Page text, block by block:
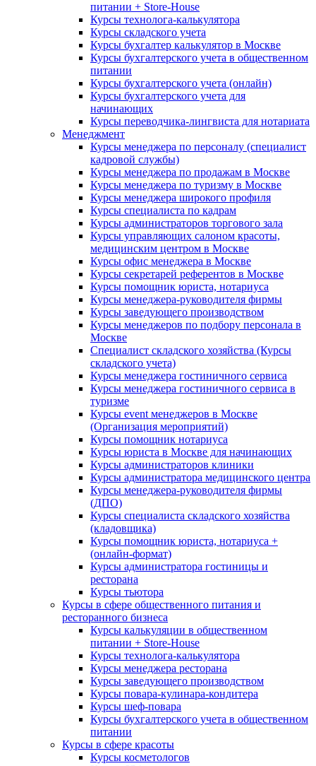
питании + Store-House
Курсы технолога-калькулятора
Курсы складского учета
Курсы бухгалтер калькулятор в Москве
Курсы бухгалтерского учета в общественном
питании
Курсы бухгалтерского учета (онлайн)
Курсы бухгалтерского учета для
начинающих
Курсы переводчика-лингвиста для нотариата
Менеджмент
Курсы менеджера по персоналу (специалист
кадровой службы)
Курсы менеджера по продажам в Москве
Курсы менеджера по туризму в Москве
Курсы менеджера широкого профиля
Курсы специалиста по кадрам
Курсы администраторов торгового зала
Курсы управляющих салоном красоты,
медицинским центром в Москве
Курсы офис менеджера в Москве
Курсы секретарей референтов в Москве
Курсы помощник юриста, нотариуса
Курсы менеджера-руководителя фирмы
Курсы заведующего производством
Курсы менеджеров по подбору персонала в
Москве
Специалист складского хозяйства (Курсы
складского учета)
Курсы менеджера гостиничного сервиса
Курсы менеджера гостиничного сервиса в
туризме
Курсы event менеджеров в Москве
(Организация мероприятий)
Курсы помощник нотариуса
Курсы юриста в Москве для начинающих
Курсы администраторов клиники
Курсы администратора медицинского центра
Курсы менеджера-руководителя фирмы
(ДПО)
Курсы специалиста складского хозяйства
(кладовщика)
Курсы помощник юриста, нотариуса +
(онлайн-формат)
Курсы администратора гостиницы и
ресторана
Курсы тьютора
Курсы в сфере общественного питания и
ресторанного бизнеса
Курсы калькуляции в общественном
питании + Store-House
Курсы технолога-калькулятора
Курсы менеджера ресторана
Курсы заведующего производством
Курсы повара-кулинара-кондитера
Курсы шеф-повара
Курсы бухгалтерского учета в общественном
питании
Курсы в сфере красоты
Курсы косметологов